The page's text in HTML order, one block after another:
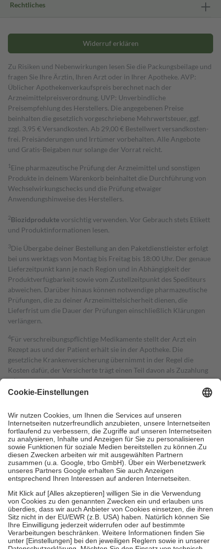
Rechtliches
Widerruf erklären
Zu Risiken und Nebenwirkungen lesen Sie die Packungsbeilage und
fragen Sie Ihre Ärztin, Ihren Arzt oder in Ihrer Apotheke. AVP:
Üblicher Apothekenverkaufspreis berechnet nach der
Arzneimittelpreisverordnung. UVP: Unverbindliche
Preisempfehlung des Herstellers. Die angegebenen Preise
beinhalten die gesetzlich vorgeschriebene Mehrwertsteuer, ggf.
zzgl. 3,95 € Versandkosten. Ab 29,00 € Bestell­wert versand­kosten­
frei. Preisänderungen und Irrtümer vorbehalten. Alle Angebote
und Gratis-Beigaben nur solange der Vorrat reicht.
1 Eine pharmazeutische Prüfung der Arzneimittel und sonstigen
Produkte in deinem Warenkorb beinhaltet die Durchführung von
Wechselwirkungschecks und die Prüfung etwaiger
Anwendungshinweise des Herstellers.
2Biozidproduktevorsichtig verwenden. Vor Gebrauch stets Etikett
und Produktinformationen lesen.
3Die Übergabe deiner Bestellung an den Paketdienstleister erfolgt
bei uns werktags von Montag bis Freitag bis 18:00 Uhr. Der genaue
Lieferzeitpunkt kann je nach Region und in Abhängigkeit der
Produktverfügbarkeit sowie vom Zustellzeitpunkt des Spediteurs
abweichen. Darüber hinaus können notwendige pharmazeutische
Prüfungen, die zu deiner Arzneimittelsicherheit dienen, die
Lieferfrist um die Dauer der Prüfungen einschließlich Klärungen
verlängern.
4Für verschreibungspflichtige Medikamente stellt der Arzt ein
Rezept aus und der Patient erhält sie in der Apotheke. Die
gesetzliche Krankenversicherung übernimmt in der Regel die
Kosten dafür, der Versicherte trägt einen Teil davon als Zuzahlung
mit.
Grundsätzlich leisten Mitglieder Zuzahlungen in Höhe von zehn
höchstens zehn Euro.
Es sind jedoch nie mehr als die tatsächlichen
Kosten der Leistung zu entrichten.
Diese Regeln gelten grundsätzlich auch für Online-Apotheken.
Bei Heilmitteln und häuslicher Krankenpflege beträgt die
Zuzahlung zehn Prozent der Kosten sowie zehn Euro je
Verordnung.
Um das Engagement der Versicherten für ihre eigene Gesundheit zu
stärken und die besondere Stellung der Familie zu unterstützen,
fallenkeine Zuzahlungenan bei:
• Kindern und Jugendlichen bis zum vollendeten 18. Lebensjahr
mit Ausnahme der Fahrkosten
• Untersuchungen zur Vorsorge und Früherkennung, die von der
GKV getragen werden
• empfohlenen Schutzimpfungen